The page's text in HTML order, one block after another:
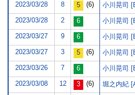
2023/03/28 8 (6) 小川晃司
2023/03/28 2 小川晃司
2023/03/27 9 小川晃司
2023/03/27 3 (6) 小川晃司
2023/03/26 7 小川晃司
2023/03/08 12 (6) 堀之内紀